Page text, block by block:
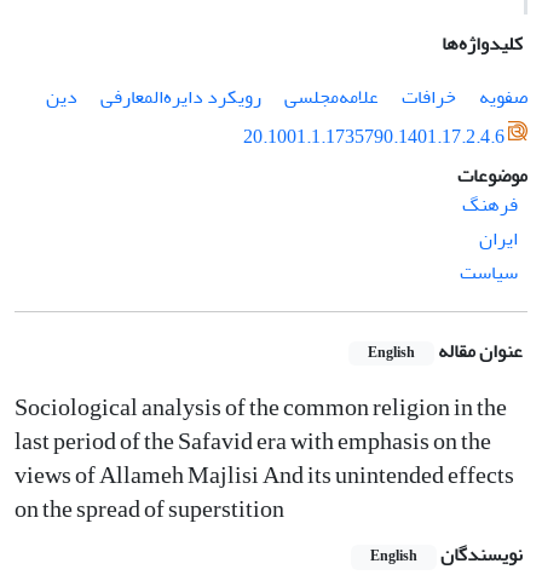
کلیدواژه‌ها
صفویه
خرافات علامه‌مجلسی رویکرد دایره‌المعارفی
دین
20.1001.1.1735790.1401.17.2.4.6
موضوعات
فرهنگ
ایران
سیاست
عنوان مقاله English
Sociological analysis of the common religion in the
last period of the Safavid era with emphasis on the
views of Allameh Majlisi And its unintended effects
on the spread of superstition
نویسندگان English